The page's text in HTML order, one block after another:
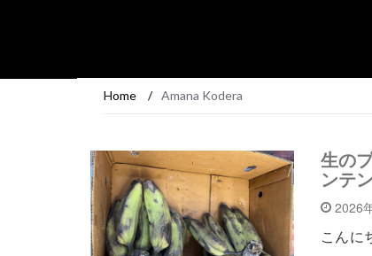
Home / Amana Kodera
生の
ンテ
2026
こんに